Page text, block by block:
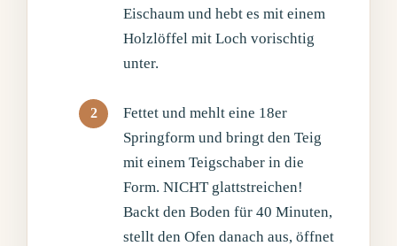
Eischaum und hebt es mit einem
Holzlöffel mit Loch vorischtig
unter.
Fettet und mehlt eine 18er
Springform und bringt den Teig
mit einem Teigschaber in die
Form. NICHT glattstreichen!
Backt den Boden für 40 Minuten,
stellt den Ofen danach aus, öffnet